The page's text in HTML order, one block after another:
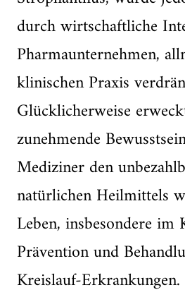
durch wirtschaftliche
Pharmaunternehmen,
klinischen Praxis
Glücklicherweise
zunehmende
Mediziner den
natürlichen Heilmittels
Leben, insbesondere im
Prävention und
Kreislauf-Erkrankungen.